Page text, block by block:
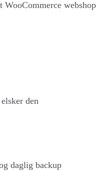
den
daglig backup